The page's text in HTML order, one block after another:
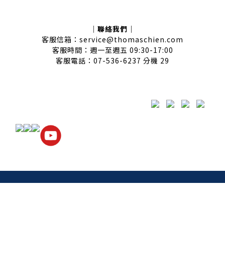
｜聯絡我們｜
客服信箱：service@thomaschien.com
客服時間：週一至週五 09:30-17:00
客服電話：07-536-6237 分機 29